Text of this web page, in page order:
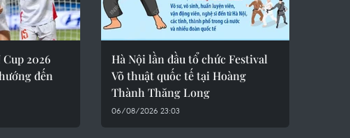
2026
đến
Hà Nội lần đầu tổ chức Festival
Võ thuật quốc tế tại Hoàng
Thành Thăng Long
06/08/2026 23:03